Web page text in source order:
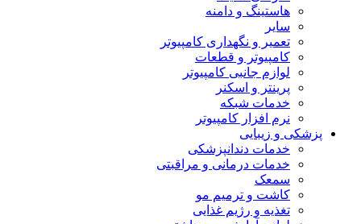
هاستینگ و دامنه
سایر
تعمیر و نگهداری کامپیوتر
کامپیوتر و قطعات
لوازم جانبی کامپیوتر
پرینتر و اسکنر
خدمات شبکه
نرم افزار کامپیوتر
پزشکی و زیبایی
خدمات دندانپزشکی
خدمات درمانی و مراقبتی
سمعک
کاشت و ترمیم مو
تغذیه و رژیم غذایی